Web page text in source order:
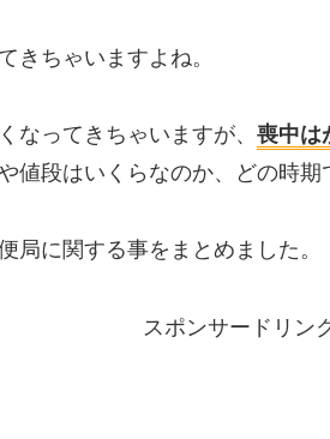
きちゃいますよね。
なってきちゃいますが、 喪中は
値段はいくらなのか、どの時期
局に関する事をまとめました。
スポンサードリン